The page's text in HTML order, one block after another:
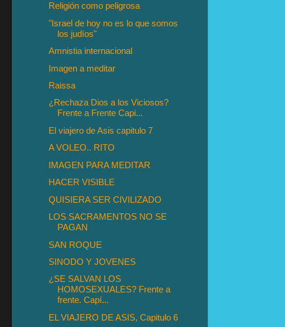
Religión como peligrosa
"Israel de hoy no es lo que somos
los judíos"
Amnistia internacional
Imagen a meditar
Raissa
¿Rechaza Dios a los Viciosos?
Frente a Frente Capi...
El viajero de Asis capitulo 7
A VOLEO.. RITO
IMAGEN PARA MEDITAR
HACER VISIBLE
QUISIERA SER CIVILIZADO
LOS SACRAMENTOS NO SE
PAGAN
SAN ROQUE
SINODO Y JOVENES
¿SE SALVAN LOS
HOMOSEXUALES? Frente a
frente. Capí...
EL VIAJERO DE ASIS, Capitulo 6